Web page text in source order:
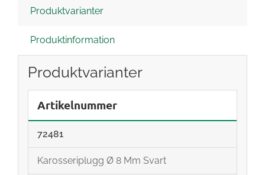
Produktvarianter
Produktinformation
Produktvarianter
Artikelnummer
72481
Karosseriplugg Ø 8 Mm Svart